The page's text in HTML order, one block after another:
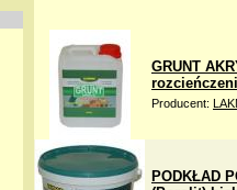
GRUNT
Producent:
PODKŁAD